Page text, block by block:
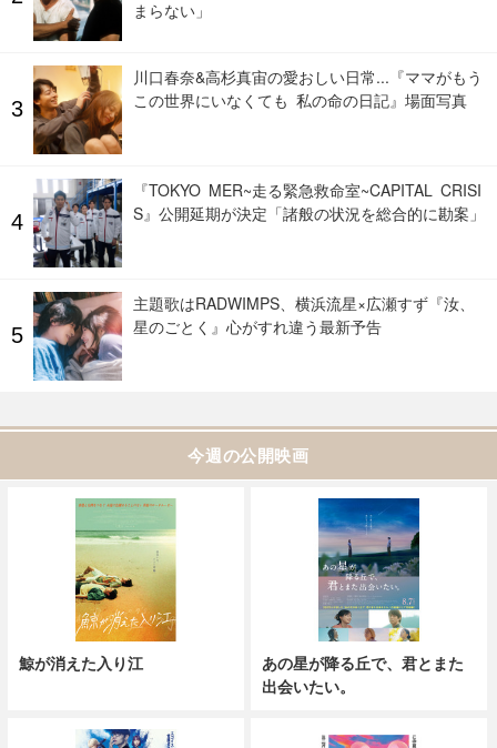
まらない」
川口春奈&高杉真宙の愛おしい日常...『ママがもう
この世界にいなくても 私の命の日記』場面写真
『TOKYO MER~走る緊急救命室~CAPITAL CRISI
S』公開延期が決定「諸般の状況を総合的に勘案」
主題歌はRADWIMPS、横浜流星×広瀬すず『汝、
星のごとく』心がすれ違う最新予告
今週の公開映画
鯨が消えた入り江
あの星が降る丘で、君とまた
出会いたい。